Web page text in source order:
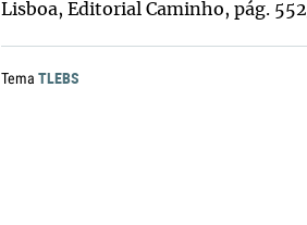
Lisboa, Editorial Caminho, pág. 552
Tema TLEBS